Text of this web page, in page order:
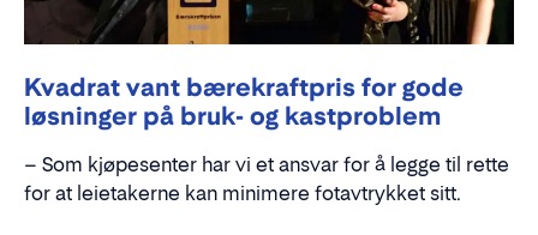
Kvadrat vant bærekraftpris for gode
løsninger på bruk- og kastproblem
– Som kjøpesenter har vi et ansvar for å legge til rette
for at leietakerne kan minimere fotavtrykket sitt.